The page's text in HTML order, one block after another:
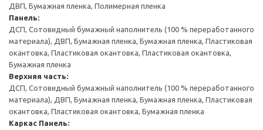
ДВП, Бумажная пленка, Полимерная пленка
Панель:
ДСП, Сотовидный бумажный наполнитель (100 % переработанного
материала), ДВП, Бумажная пленка, Бумажная пленка, Пластиковая
окантовка, Пластиковая окантовка, Пластиковая окантовка,
Бумажная пленка
Верхняя часть:
ДСП, Сотовидный бумажный наполнитель (100 % переработанного
материала), ДВП, Бумажная пленка, Бумажная пленка, Пластиковая
окантовка, Пластиковая окантовка, Бумажная пленка
Каркас Панель: